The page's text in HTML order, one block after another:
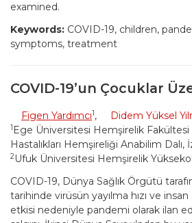
examined.
Keywords: COVID-19, children,
symptoms, treatment
COVID-19’un Çocuklar
Figen Yardımcı1, Didem Yüksel
1 Ege Üniversitesi Hemşirelik Fakültesi
Hastalıkları Hemşireliği Anabilim Dalı,
2Ufuk Üniversitesi Hemşirelik
COVID-19, Dünya Sağlık Örgütü
tarihinde virüsün yayılma hızı ve insan
etkisi nedeniyle pandemi olarak ilan